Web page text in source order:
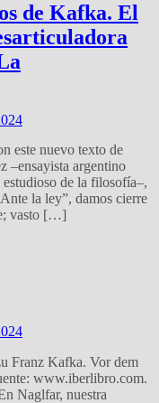
de Kafka. El
este nuevo texto de
–ensayista argentino
de la filosofía–,
la ley”, damos cierre
vasto […]
Franz Kafka. Vor dem
www.iberlibro.com.
Naglfar, nuestra